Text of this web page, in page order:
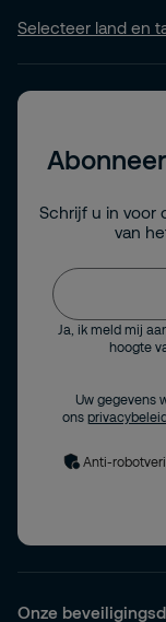
Selecteer land en
Schrijf u in voor
van
Ja, ik meld mij
hoogte
Uw gegevens
ons
Anti-
Onze